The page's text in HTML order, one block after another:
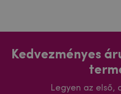
Kedvezményes
Legyen az első,